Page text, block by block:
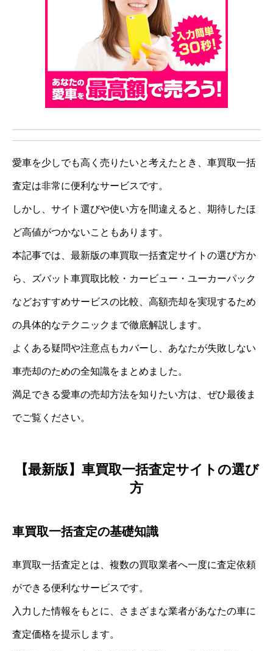
愛車を少しでも高く売りたいと考えたとき、車買取一括
査定は非常に便利なサービスです。
しかし、サイト選びや使い方を間違えると、期待したほ
ど高値がつかないこともあります。
本記事では、最新版の車買取一括査定サイトの選び方か
ら、ズバット車買取比較・カービュー・ユーカーパック
などおすすめサービスの比較、高額売却を実現するため
の具体的なテクニックまで徹底解説します。
よくある疑問や注意点もカバーし、あなたが失敗しない
車売却のための全知識をまとめました。
満足できる愛車の売却方法を知りたい方は、ぜひ最後ま
でご覧ください。
【最新版】車買取一括査定サイトの選び
方
車買取一括査定の基礎知識
車買取一括査定とは、複数の買取業者へ一度に査定依頼
ができる便利なサービスです。
入力した情報をもとに、さまざまな業者があなたの車に
査定価格を提示します。